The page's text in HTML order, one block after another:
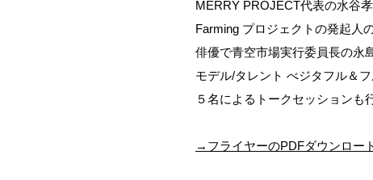
MERRY PROJECT代表の水谷
Farming プロジェクトの発起人
俳優で青空市場実行委員長の永
モデル/タレント べジタフル＆
５名によるトークセッションも
→フライヤーのPDFダウンロー